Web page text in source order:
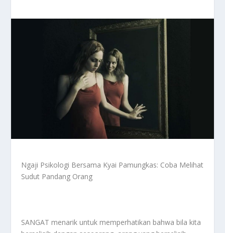
Ngaji Psikologi Bersama Kyai Pamungkas: Coba Melihat
Sudut Pandang Orang
SANGAT menarik untuk memperhatikan bahwa bila kita